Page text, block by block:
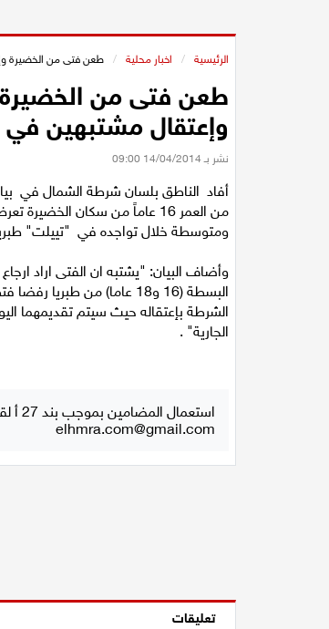
الرئيسية / اخبار محلية / طعن فتى من الخضيرة
طعن فتى من
وإعتقال مشتبهين في
نشر بـ 14/04/2014 09:00
أفاد الناطق بلسان شرطة الشمال في
من العمر 16 عاماً من سكان
ومتوسطة خلال تواجده في "تييلت"
وأضاف البيان: "يشتبه ان الفتى اراد
البسطة (16 و18 عاما) من
الشرطة بإعتقاله حيث سيتم تقديمهما
الجارية" .
استعمال المضامين بموجب بند 27 أ لقانون الحقوق الأدبية لسنة 2007، يرجى ارسال رسالة الى:
elhmra.com@gmail.com
تعليقات